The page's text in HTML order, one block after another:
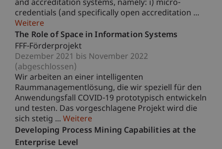
and accreditation systems, namely: i) micro-
credentials (and specifically open accreditation ...
Weitere
The Role of Space in Information Systems
FFF-Förderprojekt
Dezember 2021 bis November 2022
(abgeschlossen)
Wir arbeiten an einer intelligenten
Raummanagementlösung, die wir speziell für den
Anwendungsfall COVID-19 prototypisch entwickeln
und testen. Das vorgeschlagene Projekt wird die
sich stetig ... Weitere
Developing Process Mining Capabilities at the
Enterprise Level